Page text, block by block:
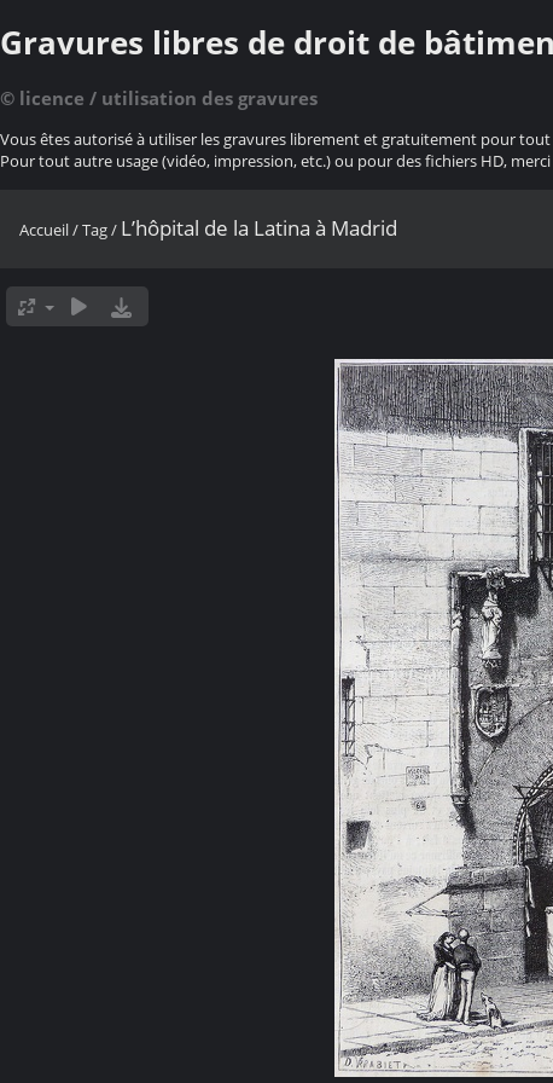
Gravures libres de droit de
© licence / utilisation des gravures
Vous êtes autorisé à utiliser les gravures librement et gratuitement pour
Pour tout autre usage (vidéo, impression, etc.) ou pour des fichiers HD,
Accueil/Tag/ L’hôpital de la Latina à Madrid